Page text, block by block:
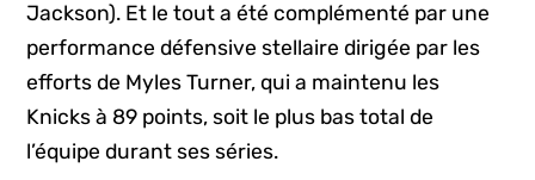
Jackson). Et le tout a été complémenté par une
performance défensive stellaire dirigée par les
efforts de Myles Turner, qui a maintenu les
Knicks à 89 points, soit le plus bas total de
l’équipe durant ses séries.